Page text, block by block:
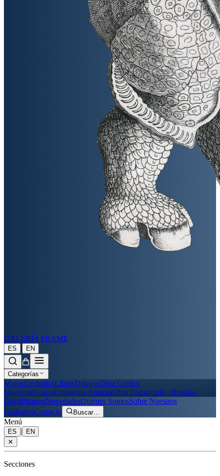
GALERÍA FRAME
ES | EN
Categorías
MapasGrabadosLibrosDibujosObra Gráfica
ModernaPostersFotografía AntiguaObra Enmarcada - Regalos
GoyaPiranesiNovedadesQuiénes SomosSobre Nuestros
GrabadosContacto Buscar…
Menú
ES |
EN
✕
Secciones